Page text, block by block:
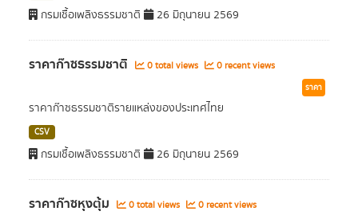
กรมเชื้อเพลิงธรรมชาติ 26 มิถุนายน 2569
ราคาก๊าซธรรมชาติ 0 total views 0 recent views
ราคา
ราคาก๊าซธรรมชาติรายแหล่งของประเทศไทย
CSV
กรมเชื้อเพลิงธรรมชาติ 26 มิถุนายน 2569
ราคาก๊าซหุงตุ้ม 0 total views 0 recent views